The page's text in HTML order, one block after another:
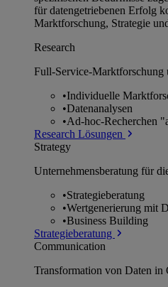
für datengetriebenen Erfolg
Marktforschung, Strategie
Research
Full-Service-Marktforschung
•Individuelle
•Datenanalysen
•Ad-hoc-Recherchen
Research Lösungen
Strategy
Unternehmens­beratung für
•Strategieberatung
•Wertgenerierung mit
•Business Building
Strategieberatung
Communication
Transformation von Daten